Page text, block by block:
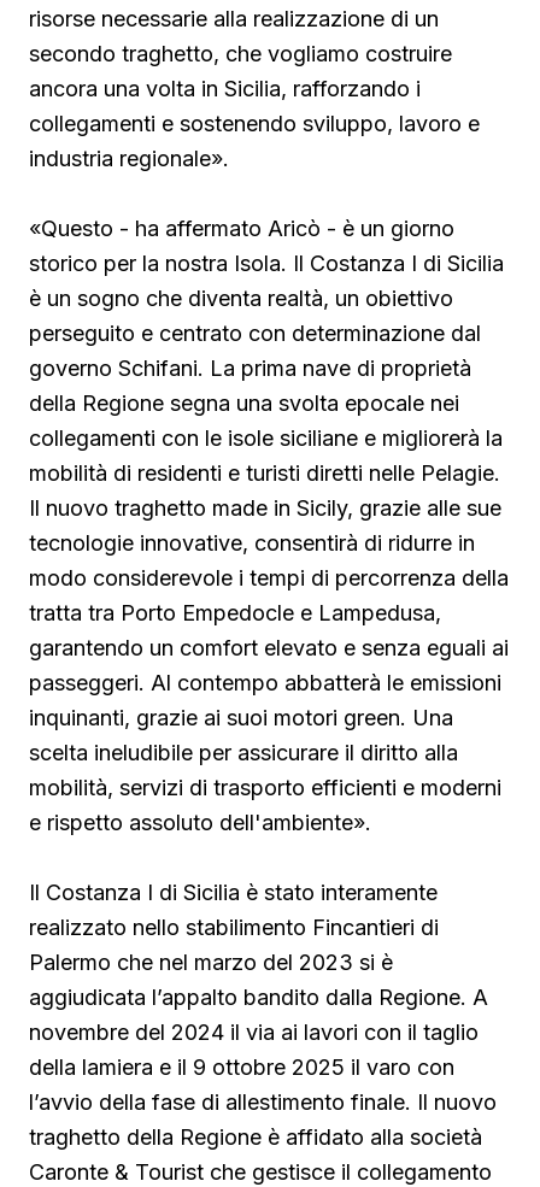
risorse necessarie alla realizzazione di un
secondo traghetto, che vogliamo costruire
ancora una volta in Sicilia, rafforzando i
collegamenti e sostenendo sviluppo, lavoro e
industria regionale».
«Questo - ha affermato Aricò - è un giorno
storico per la nostra Isola. Il Costanza I di Sicilia
è un sogno che diventa realtà, un obiettivo
perseguito e centrato con determinazione dal
governo Schifani. La prima nave di proprietà
della Regione segna una svolta epocale nei
collegamenti con le isole siciliane e migliorerà la
mobilità di residenti e turisti diretti nelle Pelagie.
Il nuovo traghetto made in Sicily, grazie alle sue
tecnologie innovative, consentirà di ridurre in
modo considerevole i tempi di percorrenza della
tratta tra Porto Empedocle e Lampedusa,
garantendo un comfort elevato e senza eguali ai
passeggeri. Al contempo abbatterà le emissioni
inquinanti, grazie ai suoi motori green. Una
scelta ineludibile per assicurare il diritto alla
mobilità, servizi di trasporto efficienti e moderni
e rispetto assoluto dell'ambiente».
Il Costanza I di Sicilia è stato interamente
realizzato nello stabilimento Fincantieri di
Palermo che nel marzo del 2023 si è
aggiudicata l’appalto bandito dalla Regione. A
novembre del 2024 il via ai lavori con il taglio
della lamiera e il 9 ottobre 2025 il varo con
l’avvio della fase di allestimento finale. Il nuovo
traghetto della Regione è affidato alla società
Caronte & Tourist che gestisce il collegamento